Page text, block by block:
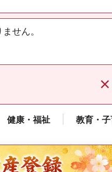
せん。
健康・福祉 教育・子